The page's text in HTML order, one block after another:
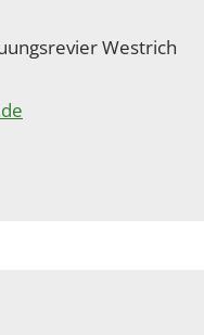
Westrich